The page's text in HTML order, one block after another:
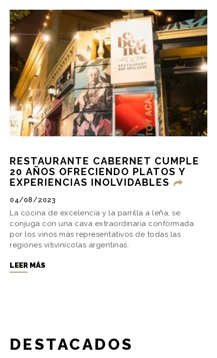
RESTAURANTE CABERNET CUMPLE
20 AÑOS OFRECIENDO PLATOS Y
EXPERIENCIAS INOLVIDABLES
04/08/2023
La cocina de excelencia y la parrilla a leña, se
conjuga con una cava extraordinaria conformada
por los vinos más representativos de todas las
regiones vitivinícolas argentinas.
LEER MÁS
DESTACADOS